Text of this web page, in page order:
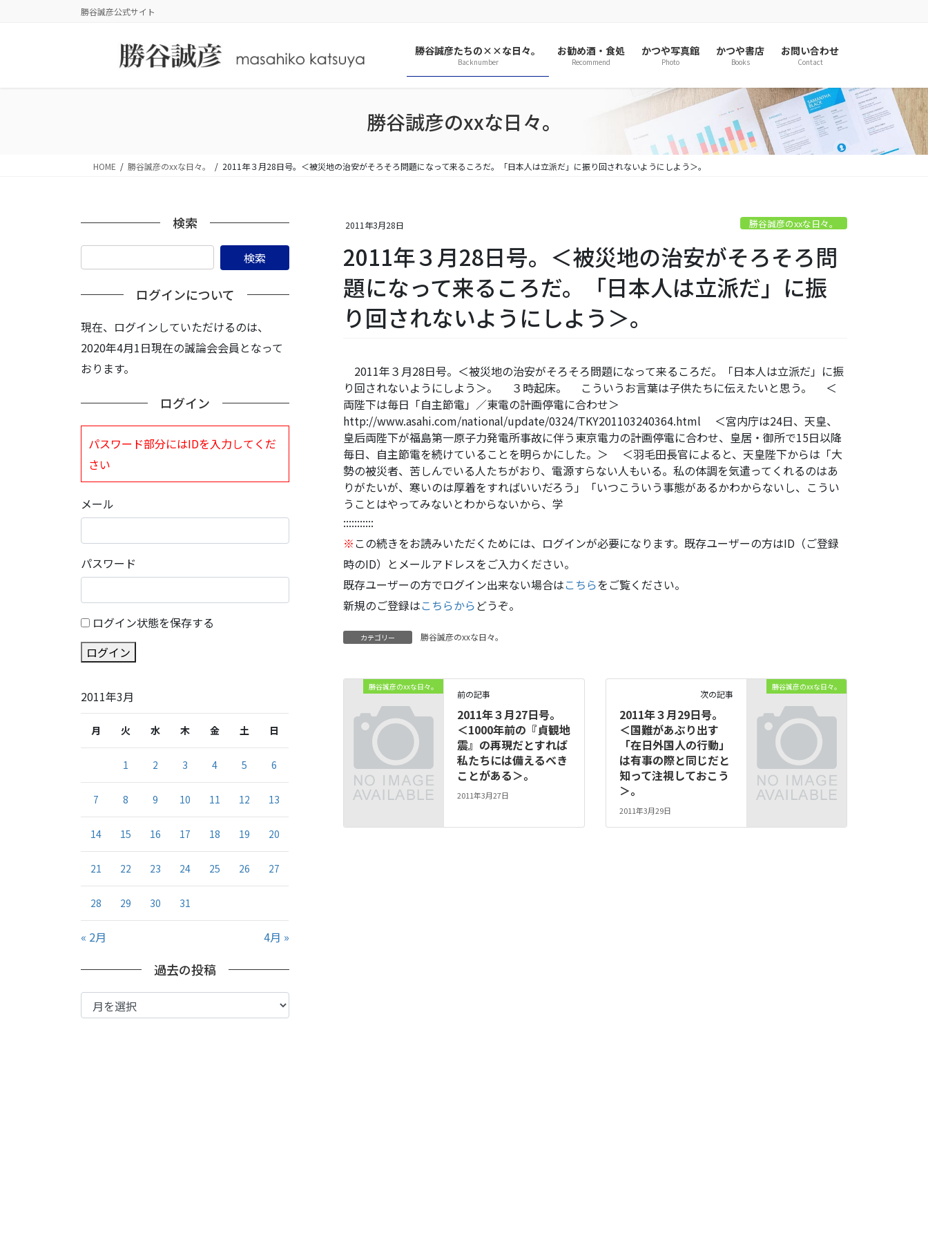
勝谷誠彦公式サイト
勝谷誠彦たちの××な日々。
Backnumber
お勧め酒・食処
Recommend
かつや写真館
Photo
かつや書店
Books
お問い合わせ
Contact
勝谷誠彦のxxな日々。
HOME 勝谷誠彦のxxな日々。 2011年３月28日号。＜被災地の治安がそろそろ問題になって来るころだ。「日本人は立派だ」に振り回されないようにしよう＞。
2011年3月28日 勝谷誠彦のxxな日々。
2011年３月28日号。＜被災地の治安がそろそろ問
題になって来るころだ。「日本人は立派だ」に振
り回されないようにしよう＞。
2011年３月28日号。＜被災地の治安がそろそろ問題になって来るころだ。「日本人は立派だ」に振
り回されないようにしよう＞。 ３時起床。 こういうお言葉は子供たちに伝えたいと思う。 ＜
両陛下は毎日「自主節電」／東電の計画停電に合わせ＞
http://www.asahi.com/national/update/0324/TKY201103240364.html ＜宮内庁は24日、天皇、
皇后両陛下が福島第一原子力発電所事故に伴う東京電力の計画停電に合わせ、皇居・御所で15日以降
毎日、自主節電を続けていることを明らかにした。＞ ＜羽毛田長官によると、天皇陛下からは「大
勢の被災者、苦しんでいる人たちがおり、電源すらない人もいる。私の体調を気遣ってくれるのはあ
りがたいが、寒いのは厚着をすればいいだろう」「いつこういう事態があるかわからないし、こうい
うことはやってみないとわからないから、学
:::::::::::
※ この続きをお読みいただくためには、ログインが必要になります。既存ユーザーの方はID（ご登録
時のID）とメールアドレスをご入力ください。
既存ユーザーの方でログイン出来ない場合はこちらをご覧ください。
新規のご登録はこちらから どうぞ。
カテゴリー 勝谷誠彦のxxな日々。
勝谷誠彦のxxな日々。
前の記事
2011年３月27日号。
＜1000年前の『貞観地
震』の再現だとすれば
私たちには備えるべき
ことがある＞。
2011年3月27日
勝谷誠彦のxxな日々。
次の記事
2011年３月29日号。
＜国難があぶり出す
「在日外国人の行動」
は有事の際と同じだと
知って注視しておこう
＞。
2011年3月29日
検索
ログインについて
現在、ログインしていただけるのは、
2020年4月1日現在の誠論会会員となって
おります。
ログイン
パスワード部分にはIDを入力してくだ
さい
メール
パスワード
ログイン状態を保存する
ログイン
2011年3月
月 火 水 木 金 土 日
1 2 3 4 5 6
7 8 9 10 11 12 13
14 15 16 17 18 19 20
21 22 23 24 25 26 27
28 29 30 31
« 2月 4月 »
過去の投稿
過
去